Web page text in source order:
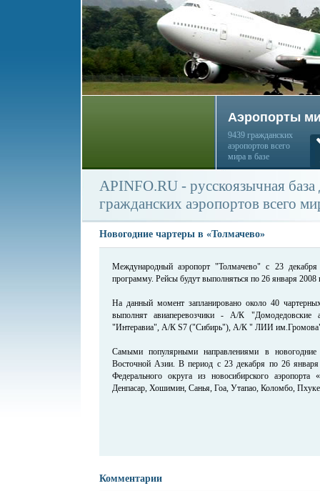
Аэропорты
9439 гражданских
аэропортов всего
мира в базе
APINFO.RU - русскоязычная
гражданских аэропортов всего
Новогодние чартеры в «Толмачево»
Международный аэропорт "Толмачево" с 23
программу. Рейсы будут выполняться по 26 января 2008
На данный момент запланировано около 40
выполнят авиаперевозчики - А/К
"Интеравиа", А/К S7 ("Сибирь"), А/К " ЛИИ
Самыми популярными направлениями в
Восточной Азии. В период с 23 декабря по 26
Федерального округа из новосибирского аэропорта
Денпасар, Хошимин, Санья, Гоа, Утапао, Коломбо,
Комментарии